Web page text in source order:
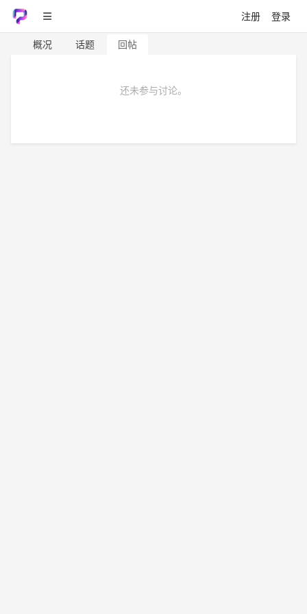
注册 登录
概况 话题 回帖
还未参与讨论。